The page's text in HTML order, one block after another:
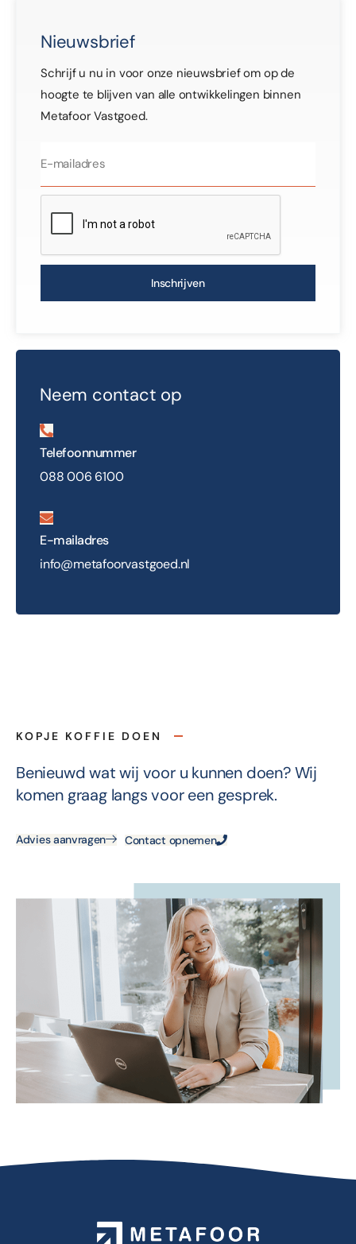
Nieuwsbrief
Schrijf u nu in voor onze nieuwsbrief om op de
hoogte te blijven van alle ontwikkelingen binnen
Metafoor Vastgoed.
Inschrijven
Neem contact op
Telefoonnummer
088 006 6100
E-mailadres
info@metafoorvastgoed.nl
KOPJE KOFFIE DOEN
Benieuwd wat wij voor u kunnen doen? Wij
komen graag langs voor een gesprek.
Advies aanvragen Contact opnemen